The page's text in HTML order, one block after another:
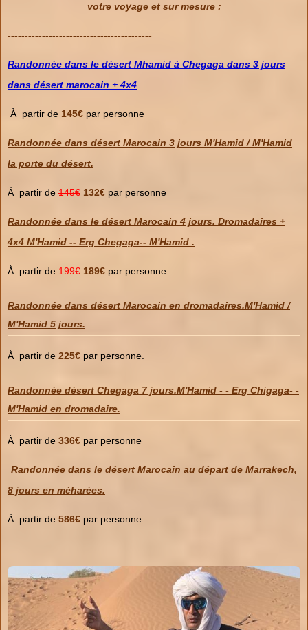
votre voyage et sur mesure :
------------------------------------------
Randonnée dans le désert Mhamid à Chegaga dans 3 jours
dans désert marocain + 4x4
À partir de 145€ par personne
Randonnée dans désert Marocain 3 jours M'Hamid / M'Hamid
la porte du désert.
À partir de 145€ 132€ par personne
Randonnée dans le désert Marocain 4 jours. Dromadaires +
4x4 M'Hamid -- Erg Chegaga-- M'Hamid .
À partir de 199€ 189€ par personne
Randonnée dans désert Marocain en dromadaires.M'Hamid /
M'Hamid 5 jours.
À partir de 225€ par personne.
Randonnée désert Chegaga 7 jours.M'Hamid - - Erg Chigaga- -
M'Hamid en dromadaire.
À partir de 336€ par personne
Randonnée dans le désert Marocain au départ de Marrakech,
8 jours en méharées.
À partir de 586€ par personne